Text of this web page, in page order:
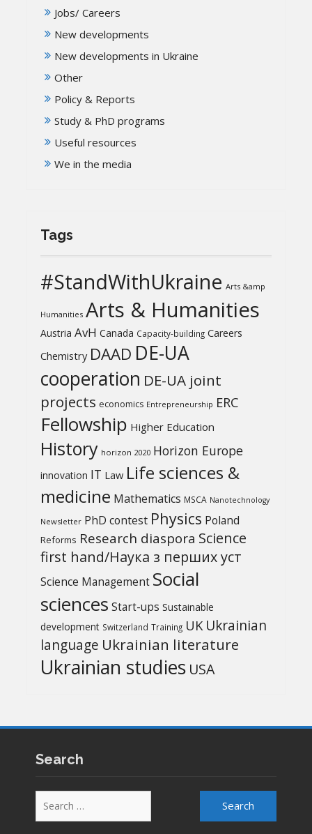
Jobs/ Careers
New developments
New developments in Ukraine
Other
Policy & Reports
Study & PhD programs
Useful resources
We in the media
Tags
#StandWithUkraine Arts &amp
Humanities Arts & Humanities
Austria AvH Canada Capacity-building Careers
Chemistry DAAD DE-UA
cooperation DE-UA joint
projects economics Entrepreneurship ERC
Fellowship Higher Education
History horizon 2020 Horizon Europe
innovation IT Law Life sciences &
medicine Mathematics MSCA Nanotechnology
Newsletter PhD contest Physics Poland
Reforms Research diaspora Science
first hand/Наука з перших уcт
Science Management Social
sciences Start-ups Sustainable
development Switzerland Training UK Ukrainian
language Ukrainian literature
Ukrainian studies USA
Search
for: